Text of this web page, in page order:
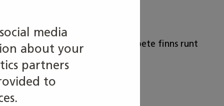
media
about your
partners
to
säljer elektronikprodukter. Arbete finns runt